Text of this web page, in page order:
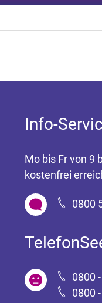
Info-
Mo bis Fr von 9
kostenfrei
0800
0800
0800